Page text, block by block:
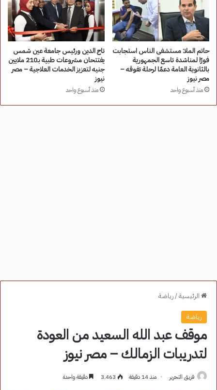
حاتم الملا: مستشفى الناس استجابت
فورًا لمناشدة تاسع الجمهورية
بالثانوية العامة دعمًا لرحلة تفوقه –
مصر نيوز
منذ أسبوع واحد
تاج الدين ورئيس جامعة عين شمس
يفتتحان مشروعات طبية بـ210 ملايين
جنيه لتعزيز الخدمات العلاجية – مصر
نيوز
منذ أسبوع واحد